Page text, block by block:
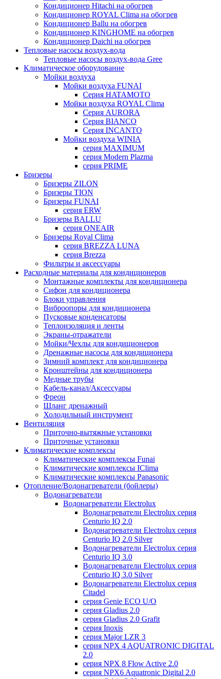
Кондиционер Hitachi на обогрев
Кондиционер ROYAL Clima на обогрев
Кондиционер Ballu на обогрев
Кондиционер KINGHOME на обогрев
Кондиционер Daichi на обогрев
Тепловые насосы воздух-вода
Тепловые насосы воздух-вода Gree
Климатическое оборудование
Мойки воздуха
Мойки воздуха FUNAI
Серия HATAMOTO
Мойки воздуха ROYAL Clima
Серия AURORA
Серия BIANCO
Серия INCANTO
Мойки воздуха WINIA
серия MAXIMUM
серия Modern Plazma
серия PRIME
Бризеры
Бризеры ZILON
Бризеры TION
Бризеры FUNAI
серия ERW
Бризеры BALLU
серия ONEAIR
Бризеры Royal Clima
серия BREZZA LUNA
серия Brezza
Фильтры и аксессуары
Расходные материалы для кондиционеров
Монтажные комплекты для кондиционера
Сифон для кондиционера
Блоки управления
Виброопоры для кондиционера
Пусковые конденсаторы
Теплоизоляция и ленты
Экраны-отражатели
Мойки/Чехлы для кондиционеров
Дренажные насосы для кондиционера
Зимний комплект для кондиционера
Кронштейны для кондиционера
Медные трубы
Кабель-канал/Аксессуары
Фреон
Шланг дренажный
Холодильный инструмент
Вентиляция
Приточно-вытяжные установки
Приточные установки
Климатические комплексы
Климатические комплексы Funai
Климатические комплексы IClima
Климатические комплексы Panasonic
Отопление/Водонагреватели (бойлеры)
Водонагреватели
Водонагреватели Electrolux
Водонагреватели Electrolux серия
Centurio IQ 2.0
Водонагреватели Electrolux серия
Centurio IQ 2.0 Silver
Водонагреватели Electrolux серия
Centurio IQ 3.0
Водонагреватели Electrolux серия
Centurio IQ 3.0 Silver
Водонагреватели Electrolux серия
Citadel
серия Genie ECO U/О
серия Gladius 2.0
серия Gladius 2.0 Grafit
серия Inoxis
серия Major LZR 3
серия NPX 4 AQUATRONIC DIGITAL
2.0
серия NPX 8 Flow Active 2.0
серия NPX6 Aquatronic Digital 2.0